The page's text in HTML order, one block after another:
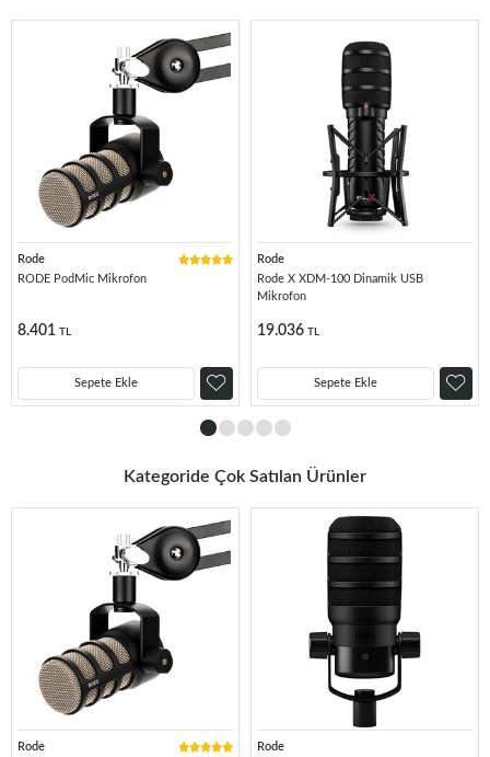
Rode
RODE PodMic Mikrofon
8.401 TL
Sepete Ekle
Rode
Rode X XDM-100 Dinamik USB
Mikrofon
19.036 TL
Sepete Ekle
Kategoride Çok Satılan Ürünler
Rode
Rode